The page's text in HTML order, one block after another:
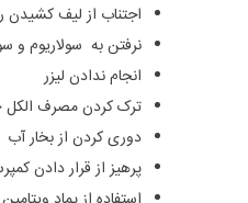
اجتناب از لیف
نرفتن به سولاریوم و
انجام ندادن لیزر
ترک کردن مصرف الکل
دوری کردن از بخار آب
پرهیز از قرار دادن